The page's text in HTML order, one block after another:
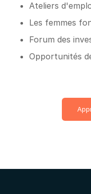
Ateliers
Les femmes
Forum des
Opportunités